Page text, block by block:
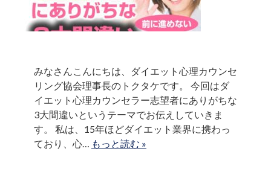
みなさんこんにちは、ダイエット心理カウンセ
リング協会理事長のトクタケです。 今回はダ
イエット心理カウンセラー志望者にありがちな
3大間違いというテーマでお伝えしていきま
す。 私は、15年ほどダイエット業界に携わっ
ており、心… もっと読む »